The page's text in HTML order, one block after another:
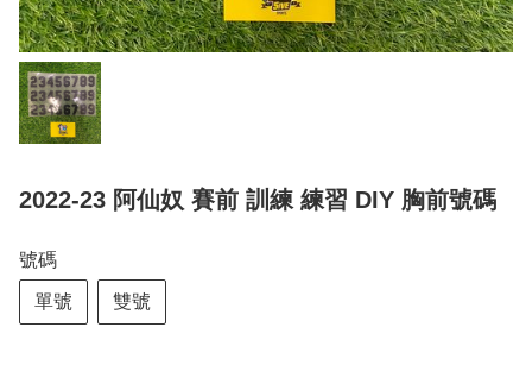
2022-23 阿仙奴 賽前 訓練 練習 DIY 胸前號碼
號碼
單號 雙號